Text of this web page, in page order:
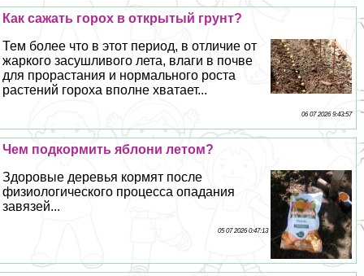
Как сажать горох в открытый грунт?
Тем более что в этот период, в отличие от
жаркого засушливого лета, влаги в почве
для прорастания и нормального роста
растений гороха вполне хватает...
06 07 2026 9:43:57
Чем подкормить яблони летом?
Здоровые деревья кормят после
физиологического процесса опадания
завязей...
05 07 2026 0:47:13